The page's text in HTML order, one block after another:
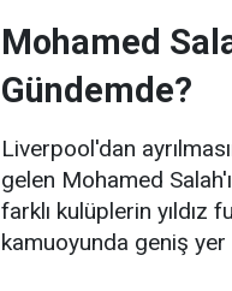
Mohamed
Gündemde?
Liverpool'dan
gelen Mohamed
farklı kulüplerin
kamuoyunda geniş yer